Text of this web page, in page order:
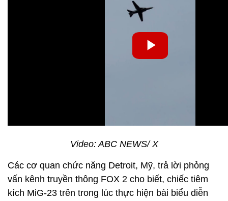
Video: ABC NEWS/ X
Các cơ quan chức năng Detroit, Mỹ, trả lời phỏng
vấn kênh truyền thông FOX 2 cho biết, chiếc tiêm
kích MiG-23 trên trong lúc thực hiện bài biểu diễn